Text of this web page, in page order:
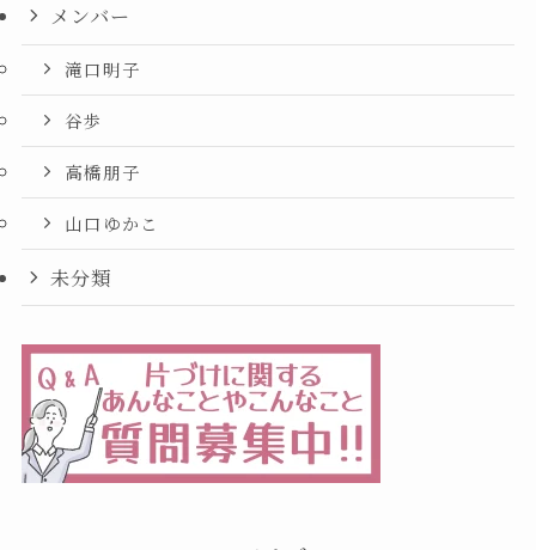
メンバー
滝口明子
谷歩
高橋朋子
山口ゆかこ
未分類